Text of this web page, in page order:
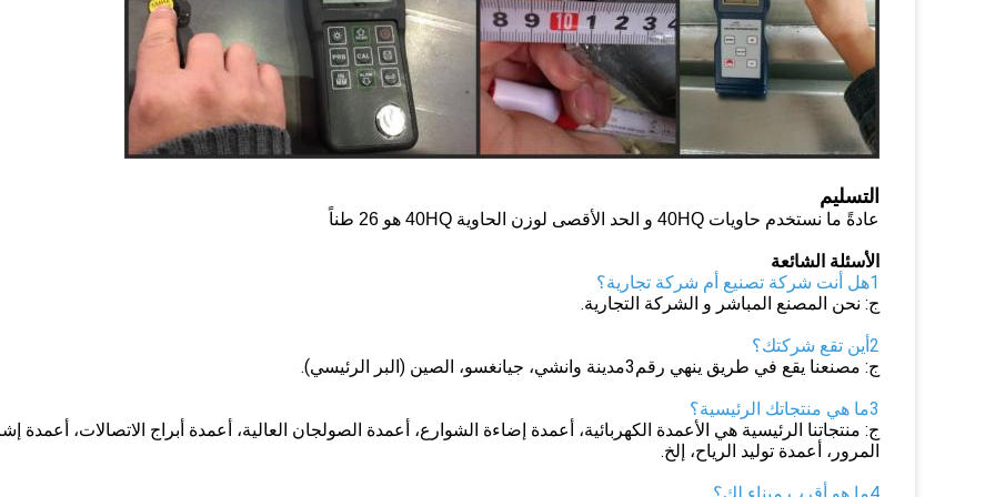
التسليم
عادةً ما نستخدم حاويات 40HQ و الحد الأقصى لوزن الحاوية 40HQ هو 26 طناً
الأسئلة الشائعة
1هل أنت شركة تصنيع أم شركة تجارية؟
ج: نحن المصنع المباشر و الشركة التجارية.
2أين تقع شركتك؟
ج: مصنعنا يقع في طريق ينهي رقم3مدينة وانشي، جيانغسو، الصين (البر الرئيسي).
3ما هي منتجاتك الرئيسية؟
ج: منتجاتنا الرئيسية هي الأعمدة الكهربائية، أعمدة إضاءة الشوارع، أعمدة الصولجان العالية، أعمدة أبراج الاتصالات، أعمدة
المرور، أعمدة توليد الرياح، إلخ.